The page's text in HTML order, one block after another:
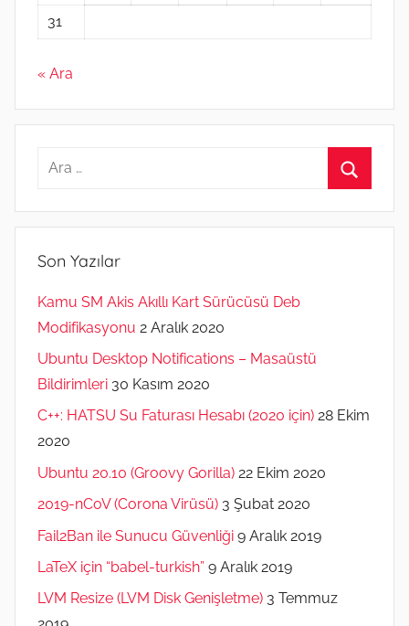
31
« Ara
Arama:
Son Yazılar
Kamu SM Akis Akıllı Kart Sürücüsü Deb
Modifikasyonu 2 Aralık 2020
Ubuntu Desktop Notifications – Masaüstü
Bildirimleri 30 Kasım 2020
C++: HATSU Su Faturası Hesabı (2020 için) 28 Ekim
2020
Ubuntu 20.10 (Groovy Gorilla) 22 Ekim 2020
2019-nCoV (Corona Virüsü) 3 Şubat 2020
Fail2Ban ile Sunucu Güvenliği 9 Aralık 2019
LaTeX için “babel-turkish” 9 Aralık 2019
LVM Resize (LVM Disk Genişletme) 3 Temmuz